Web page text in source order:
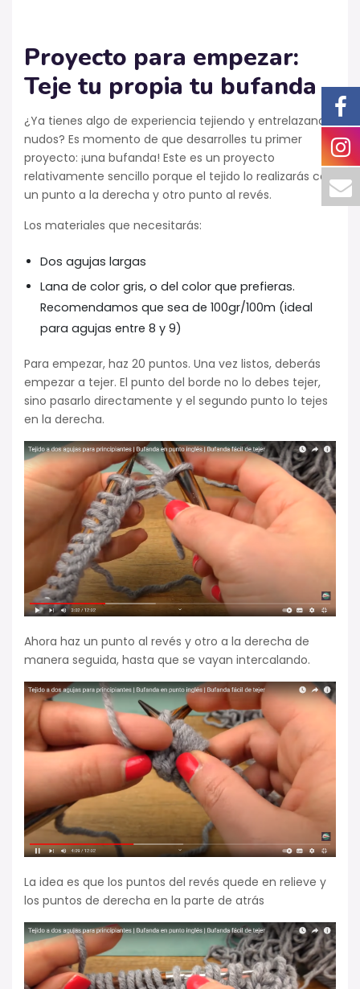
Proyecto para empezar:
Teje tu propia tu bufanda
¿Ya tienes algo de experiencia tejiendo y entrelazando
nudos? Es momento de que desarrolles tu primer
proyecto: ¡una bufanda! Este es un proyecto
relativamente sencillo porque el tejido lo realizarás con
un punto a la derecha y otro punto al revés.
Los materiales que necesitarás:
Dos agujas largas
Lana de color gris, o del color que prefieras.
Recomendamos que sea de 100gr/100m (ideal
para agujas entre 8 y 9)
Para empezar, haz 20 puntos. Una vez listos, deberás
empezar a tejer. El punto del borde no lo debes tejer,
sino pasarlo directamente y el segundo punto lo tejes
en la derecha.
Ahora haz un punto al revés y otro a la derecha de
manera seguida, hasta que se vayan intercalando.
La idea es que los puntos del revés quede en relieve y
los puntos de derecha en la parte de atrás